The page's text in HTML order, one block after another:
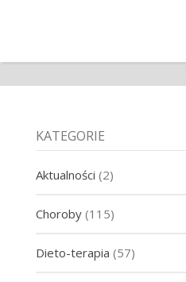
KATEGORIE
Aktualności (2)
Choroby(115)
Dieto-terapia (57)